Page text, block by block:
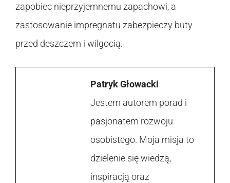
zapobiec nieprzyjemnemu zapachowi, a
zastosowanie impregnatu zabezpieczy buty
przed deszczem i wilgocią.
Patryk Głowacki
Jestem autorem porad i
pasjonatem rozwoju
osobistego. Moja misja to
dzielenie się wiedzą,
inspiracją oraz